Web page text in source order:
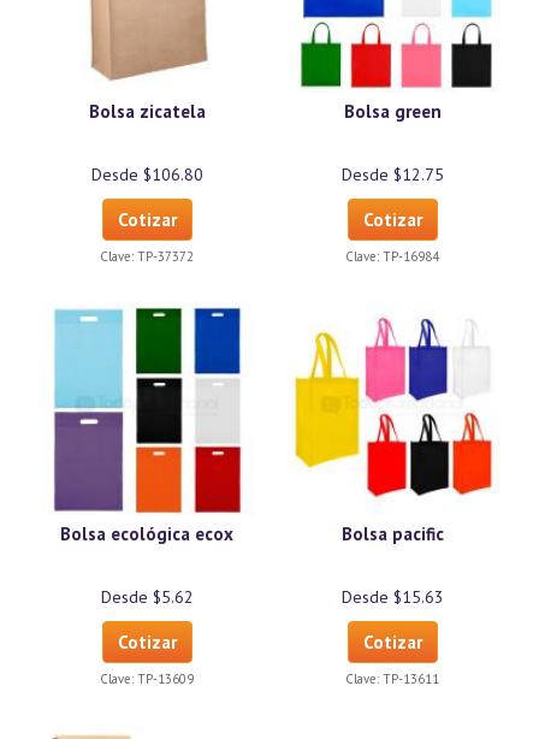
Bolsa zicatela
Desde $106.80
Cotizar
Clave: TP-37372
Bolsa green
Desde $12.75
Cotizar
Clave: TP-16984
Bolsa ecológica ecox
Desde $5.62
Cotizar
Clave: TP-13609
Bolsa pacific
Desde $15.63
Cotizar
Clave: TP-13611